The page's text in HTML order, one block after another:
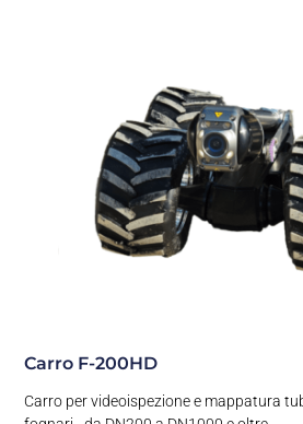
Carro F-200HD
Carro per videoispezione e mappatura